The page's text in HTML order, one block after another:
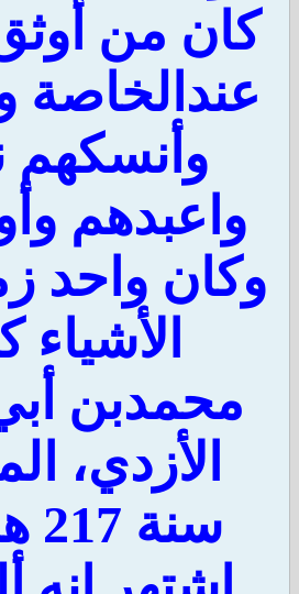
من أوثق
وأنسكهم
واحد
الأشياء
محمدبن أبي
الأزدي،
سنة 217